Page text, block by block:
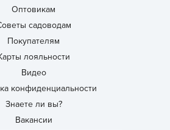
Оптовикам
садоводам
Покупателям
лояльности
Видео
конфиденциальности
Знаете ли вы?
Вакансии